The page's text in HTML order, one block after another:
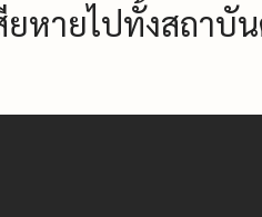
ยหายไปทั้งสถาบั